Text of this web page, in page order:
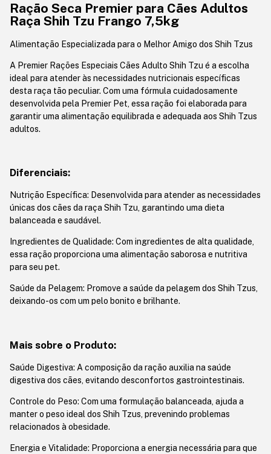
Ração Seca Premier para Cães Adultos
Raça Shih Tzu Frango 7,5kg
Alimentação Especializada para o Melhor Amigo dos Shih Tzus
A Premier Rações Especiais Cães Adulto Shih Tzu é a escolha
ideal para atender às necessidades nutricionais específicas
desta raça tão peculiar. Com uma fórmula cuidadosamente
desenvolvida pela Premier Pet, essa ração foi elaborada para
garantir uma alimentação equilibrada e adequada aos Shih Tzus
adultos.
Diferenciais:
Nutrição Específica: Desenvolvida para atender as necessidades
únicas dos cães da raça Shih Tzu, garantindo uma dieta
balanceada e saudável.
Ingredientes de Qualidade: Com ingredientes de alta qualidade,
essa ração proporciona uma alimentação saborosa e nutritiva
para seu pet.
Saúde da Pelagem: Promove a saúde da pelagem dos Shih Tzus,
deixando-os com um pelo bonito e brilhante.
Mais sobre o Produto:
Saúde Digestiva: A composição da ração auxilia na saúde
digestiva dos cães, evitando desconfortos gastrointestinais.
Controle do Peso: Com uma formulação balanceada, ajuda a
manter o peso ideal dos Shih Tzus, prevenindo problemas
relacionados à obesidade.
Energia e Vitalidade: Proporciona a energia necessária para que